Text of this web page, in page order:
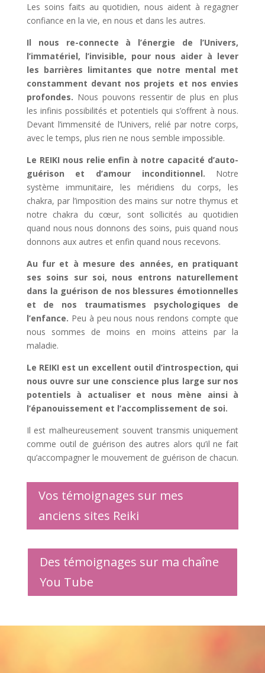
Les soins faits au quotidien, nous aident à regagner
confiance en la vie, en nous et dans les autres.
Il nous re-connecte à l’énergie de l’Univers,
l’immatériel, l’invisible, pour nous aider à lever
les barrières limitantes que notre mental met
constamment devant nos projets et nos envies
profondes. Nous pouvons ressentir de plus en plus
les infinis possibilités et potentiels qui s’offrent à nous.
Devant l’immensité de l’Univers, relié par notre corps,
avec le temps, plus rien ne nous semble impossible.
Le REIKI nous relie enfin à notre capacité d’auto-
guérison et d’amour inconditionnel. Notre
système immunitaire, les méridiens du corps, les
chakra, par l’imposition des mains sur notre thymus et
notre chakra du cœur, sont sollicités au quotidien
quand nous nous donnons des soins, puis quand nous
donnons aux autres et enfin quand nous recevons.
Au fur et à mesure des années, en pratiquant
ses soins sur soi, nous entrons naturellement
dans la guérison de nos blessures émotionnelles
et de nos traumatismes psychologiques de
l’enfance. Peu à peu nous nous rendons compte que
nous sommes de moins en moins atteins par la
maladie.
Le REIKI est un excellent outil d’introspection, qui
nous ouvre sur une conscience plus large sur nos
potentiels à actualiser et nous mène ainsi à
l’épanouissement et l’accomplissement de soi.
Il est malheureusement souvent transmis uniquement
comme outil de guérison des autres alors qu’il ne fait
qu’accompagner le mouvement de guérison de chacun.
Vos témoignages sur mes
anciens sites Reiki
Des témoignages sur ma chaîne
You Tube